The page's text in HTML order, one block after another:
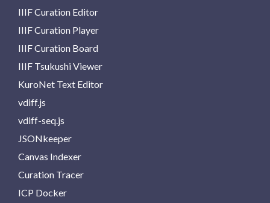
IIIF Curation Editor
IIIF Curation Player
IIIF Curation Board
IIIF Tsukushi Viewer
KuroNet Text Editor
vdiff.js
vdiff-seq.js
JSONkeeper
Canvas Indexer
Curation Tracer
ICP Docker